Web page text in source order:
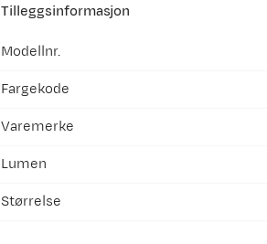
Tilleggsinformasjon
Modellnr.
Fargekode
Varemerke
Lumen
Størrelse